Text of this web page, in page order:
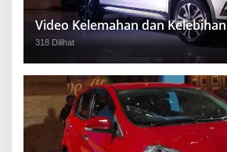
Video Kelemahan dan
318 Dilihat